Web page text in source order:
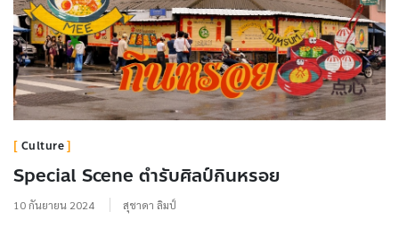
Culture
Special Scene ตำรับศิลป์กินหรอย
10 กันยายน 2024 สุชาดา ลิมป์